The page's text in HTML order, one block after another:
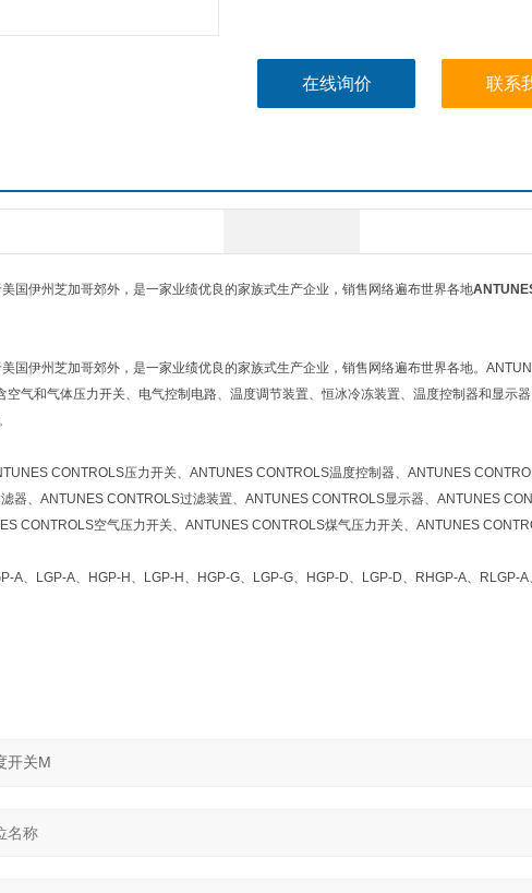
在线询价 联系
伊州芝加哥郊外，是一家业绩优良的家族式生产企业，销售网络遍布世界各地
伊州芝加哥郊外，是一家业绩优良的家族式生产企业，销售网络遍布世界各地。
气和气体压力开关、电气控制电路、温度调节装置、恒冰冷冻装置、温度控制器和显示
CONTROLS压力开关、ANTUNES CONTROLS温度控制器、ANTUNES
器、ANTUNES CONTROLS过滤装置、ANTUNES CONTROLS显示器、ANTUNES
CONTROLS空气压力开关、ANTUNES CONTROLS煤气压力开关、ANTUNES
A、LGP-A、HGP-H、LGP-H、HGP-G、LGP-G、HGP-D、LGP-D、RHGP-A、RLGP-A